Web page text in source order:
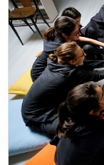
SPOR
TEKNOLOJI
YAŞAM